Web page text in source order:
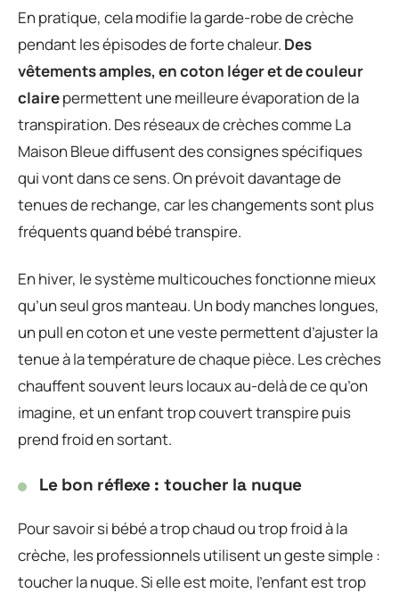
En pratique, cela modifie la garde-robe de crèche
pendant les épisodes de forte chaleur. Des
vêtements amples, en coton léger et de couleur
clairepermettent une meilleure évaporation de la
transpiration. Des réseaux de crèches comme La
Maison Bleue diffusent des consignes spécifiques
qui vont dans ce sens. On prévoit davantage de
tenues de rechange, car les changements sont plus
fréquents quand bébé transpire.
En hiver, le système multicouches fonctionne mieux
qu’un seul gros manteau. Un body manches longues,
un pull en coton et une veste permettent d’ajuster la
tenue à la température de chaque pièce. Les crèches
chauffent souvent leurs locaux au-delà de ce qu’on
imagine, et un enfant trop couvert transpire puis
prend froid en sortant.
Le bon réflexe : toucher la nuque
Pour savoir si bébé a trop chaud ou trop froid à la
crèche, les professionnels utilisent un geste simple :
toucher la nuque. Si elle est moite, l’enfant est trop